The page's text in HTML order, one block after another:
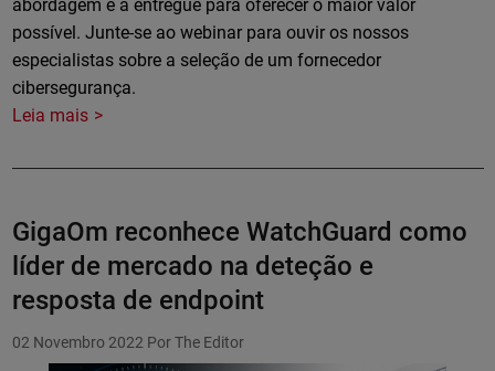
abordagem e a entregue para oferecer o maior valor
possível. Junte-se ao webinar para ouvir os nossos
especialistas sobre a seleção de um fornecedor
cibersegurança.
Leia mais
GigaOm reconhece WatchGuard como
líder de mercado na deteção e
resposta de endpoint
02 Novembro 2022 Por The Editor